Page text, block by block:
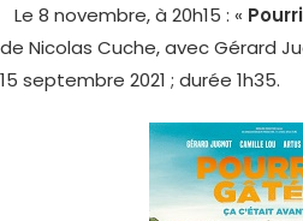
Le 8 novembre, à 20h15 : «
de Nicolas Cuche, avec Gérard
15 septembre 2021 ; durée 1h35.